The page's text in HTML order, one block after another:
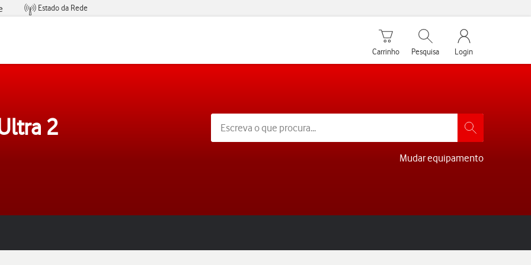
Estado da Rede
Carrinho de compras
Carrinho
Pesquisar
Pesquisa
My Vodafone
Login
2
Mudar equipamento